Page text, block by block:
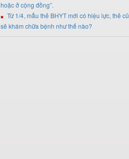
hoặc ở cộng đồng”.
Từ 1/4, mẫu thẻ BHYT mới có hiệu lực, thẻ cũ
sẽ khám chữa bệnh như thế nào?